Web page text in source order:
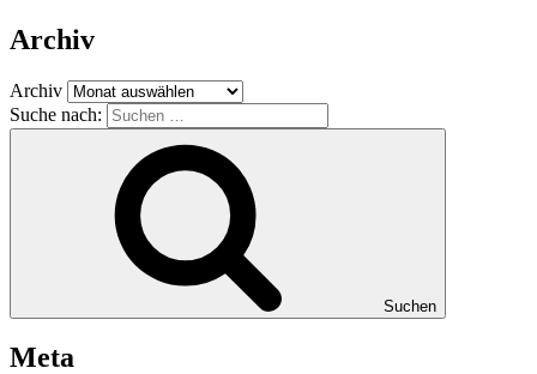
Archiv
Archiv
Suche nach:
Suchen
Meta